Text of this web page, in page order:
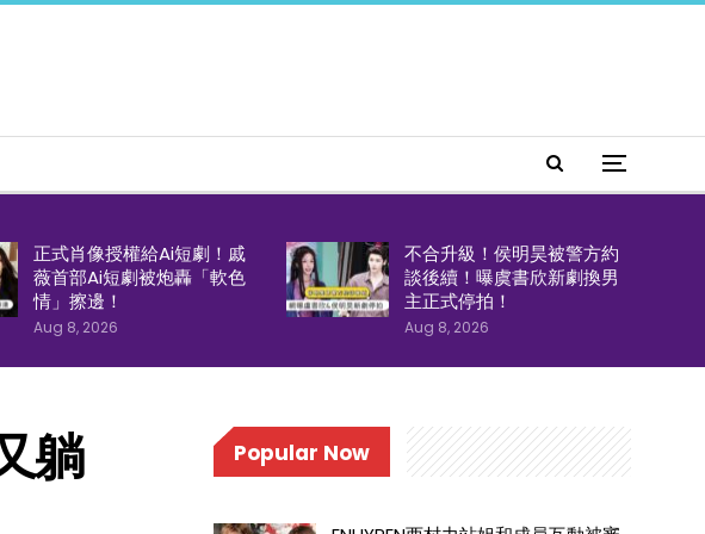
正式肖像授權給Ai短劇！戚
薇首部Ai短劇被炮轟「軟色
情」擦邊！
Aug 8, 2026
不合升級！侯明昊被警方約
談後續！曝虞書欣新劇換男
主正式停拍！
Aug 8, 2026
躺
Popular Now